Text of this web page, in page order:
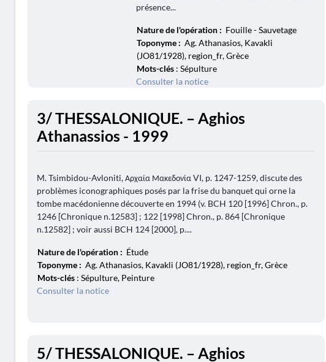
présence...
Nature de l'opération : Fouille - Sauvetage
Toponyme : Ag. Athanasios, Kavakli
(JO81/1928), region_fr, Grèce
Mots-clés: Sépulture
Consulter la notice
3/ THESSALONIQUE. – Aghios
Athanassios - 1999
M. Tsimbidou-Avloniti, Αρχαία Μακεδονία VI, p. 1247-1259, discute des
problèmes iconographiques posés par la frise du banquet qui orne la
tombe macédonienne découverte en 1994 (v. BCH 120 [1996] Chron., p.
1246 [Chronique n.12583] ; 122 [1998] Chron., p. 864 [Chronique
n.12582] ; voir aussi BCH 124 [2000], p....
Nature de l'opération : Étude
Toponyme : Ag. Athanasios, Kavakli (JO81/1928), region_fr, Grèce
Mots-clés : Sépulture, Peinture
Consulter la notice
5/ THESSALONIQUE. – Aghios